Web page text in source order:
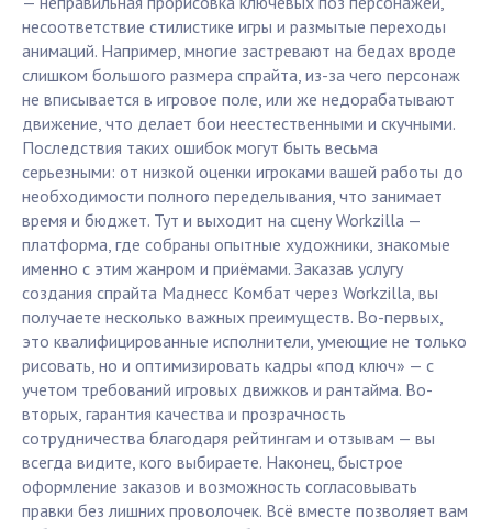
несоответствие стилистике игры и размытые переходы
анимаций. Например, многие застревают на бедах вроде
слишком большого размера спрайта, из-за чего персонаж
не вписывается в игровое поле, или же недорабатывают
движение, что делает бои неестественными и скучными.
Последствия таких ошибок могут быть весьма
серьезными: от низкой оценки игроками вашей работы до
необходимости полного переделывания, что занимает
время и бюджет. Тут и выходит на сцену Workzilla —
платформа, где собраны опытные художники, знакомые
именно с этим жанром и приёмами. Заказав услугу
создания спрайта Маднесс Комбат через Workzilla, вы
получаете несколько важных преимуществ. Во-первых,
это квалифицированные исполнители, умеющие не только
рисовать, но и оптимизировать кадры «под ключ» — с
учетом требований игровых движков и рантайма. Во-
вторых, гарантия качества и прозрачность
сотрудничества благодаря рейтингам и отзывам — вы
всегда видите, кого выбираете. Наконец, быстрое
оформление заказов и возможность согласовывать
правки без лишних проволочек. Всё вместе позволяет вам